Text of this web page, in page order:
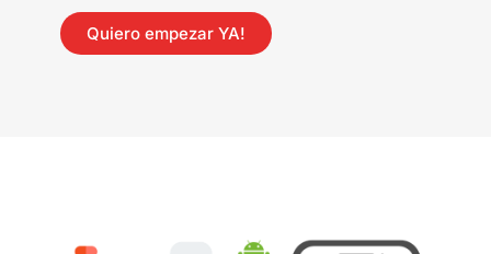
Quiero empezar YA!